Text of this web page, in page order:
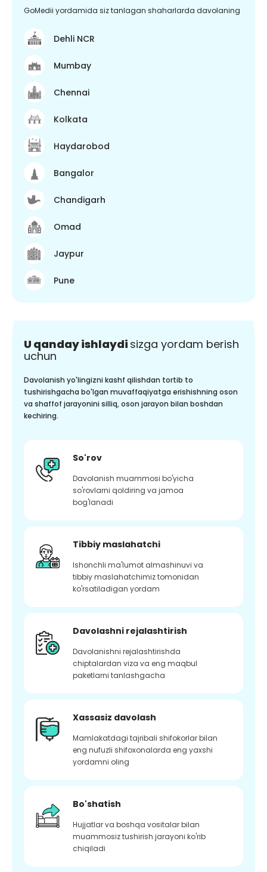
GoMedii yordamida siz tanlagan shaharlarda davolaning
Dehli NCR
Mumbay
Chennai
Kolkata
Haydarobod
Bangalor
Chandigarh
Omad
Jaypur
Pune
U qanday ishlaydi sizga yordam berish
uchun
Davolanish yo'lingizni kashf qilishdan tortib to
tushirishgacha bo'lgan muvaffaqiyatga erishishning oson
va shaffof jarayonini silliq, oson jarayon bilan boshdan
kechiring.
So'rov
Davolanish muammosi bo'yicha
so'rovlarni qoldiring va jamoa
bog'lanadi
Tibbiy maslahatchi
Ishonchli ma'lumot almashinuvi va
tibbiy maslahatchimiz tomonidan
ko'rsatiladigan yordam
Davolashni rejalashtirish
Davolanishni rejalashtirishda
chiptalardan viza va eng maqbul
paketlarni tanlashgacha
Xassasiz davolash
Mamlakatdagi tajribali shifokorlar bilan
eng nufuzli shifoxonalarda eng yaxshi
yordamni oling
Bo'shatish
Hujjatlar va boshqa vositalar bilan
muammosiz tushirish jarayoni ko'rib
chiqiladi